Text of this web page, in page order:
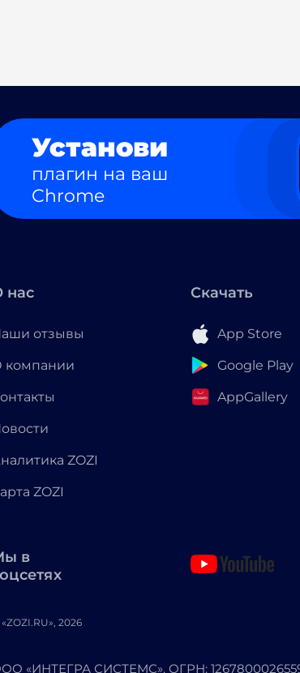
Установи
плагин на ваш
Chrome
нас
отзывы
компании
ZOZI
ZOZI
Скачать
App Store
Google Play
AppGallery
в
2026
«ИНТЕГРА СИСТЕМС». ОГРН: